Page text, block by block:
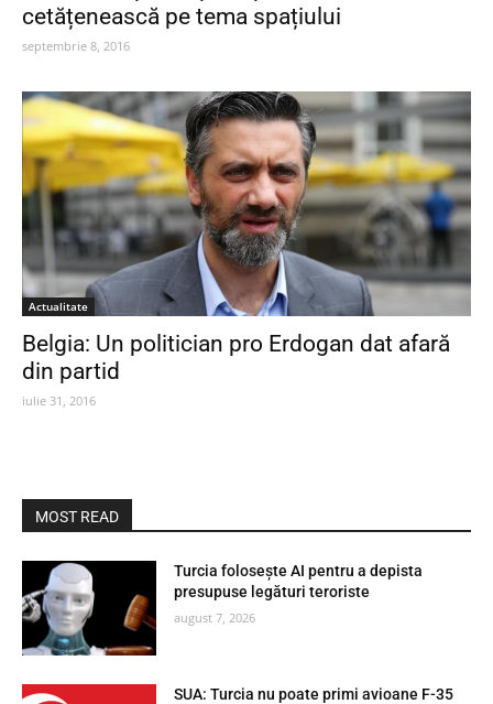
cetățenească pe tema spațiului
septembrie 8, 2016
Actualitate
Belgia: Un politician pro Erdogan dat afară
din partid
iulie 31, 2016
MOST READ
Turcia folosește AI pentru a depista
presupuse legături teroriste
august 7, 2026
SUA: Turcia nu poate primi avioane F-35